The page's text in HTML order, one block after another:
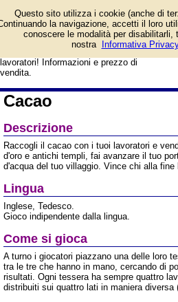
la coltivazione e il commercio del
cacao. Utilizza al meglio i tuoi
lavoratori! Informazioni e prezzo di
vendita.
Cacao
Descrizione
Raccogli il cacao con i tuoi lavoratori e
d'oro e antichi templi, fai avanzare il tuo
d'acqua del tuo villaggio. Vince chi alla fine
Lingua
Inglese, Tedesco.
Gioco indipendente dalla lingua.
Come si gioca
A turno i giocatori piazzano una delle loro
tra le tre che hanno in mano, cercando di
risultati. Ogni tessera ha sempre quattro
distribuiti sui quattro lati in maniera diversa
Questo sito utilizza i cookie (anche di
la navigazione, accetti il loro
conoscere le modalità per disabilitarli,
nostra
Informativa